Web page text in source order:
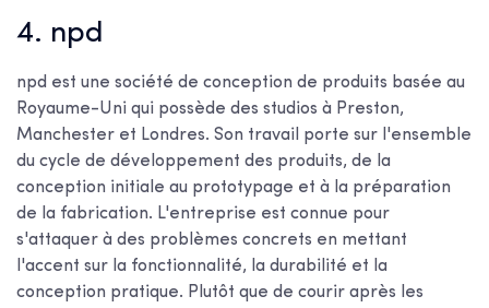
4. npd
npd est une société de conception de produits basée au
Royaume-Uni qui possède des studios à Preston,
Manchester et Londres. Son travail porte sur l'ensemble
du cycle de développement des produits, de la
conception initiale au prototypage et à la préparation
de la fabrication. L'entreprise est connue pour
s'attaquer à des problèmes concrets en mettant
l'accent sur la fonctionnalité, la durabilité et la
conception pratique. Plutôt que de courir après les